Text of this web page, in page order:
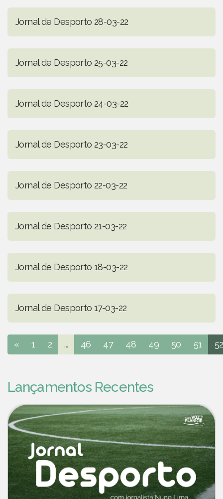
Jornal de Desporto 28-03-22
Jornal de Desporto 25-03-22
Jornal de Desporto 24-03-22
Jornal de Desporto 23-03-22
Jornal de Desporto 22-03-22
Jornal de Desporto 21-03-22
Jornal de Desporto 18-03-22
Jornal de Desporto 17-03-22
« 1 2 ... 46 47 48 49 50 51 52
Lançamentos Recentes